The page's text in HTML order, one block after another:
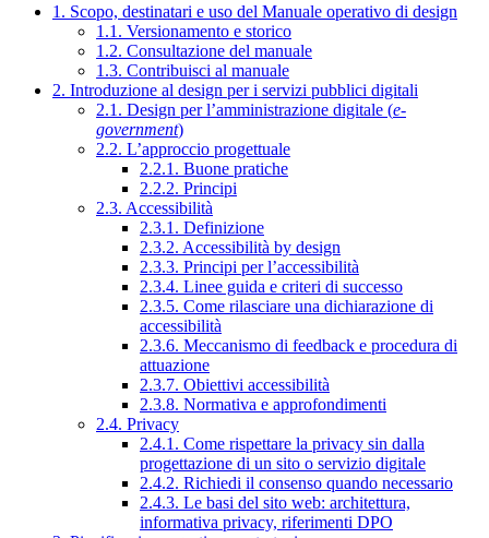
1. Scopo, destinatari e uso del Manuale operativo di design
1.1. Versionamento e storico
1.2. Consultazione del manuale
1.3. Contribuisci al manuale
2. Introduzione al design per i servizi pubblici digitali
2.1. Design per l’amministrazione digitale (e-
government)
2.2. L’approccio progettuale
2.2.1. Buone pratiche
2.2.2. Principi
2.3. Accessibilità
2.3.1. Definizione
2.3.2. Accessibilità by design
2.3.3. Principi per l’accessibilità
2.3.4. Linee guida e criteri di successo
2.3.5. Come rilasciare una dichiarazione di
accessibilità
2.3.6. Meccanismo di feedback e procedura di
attuazione
2.3.7. Obiettivi accessibilità
2.3.8. Normativa e approfondimenti
2.4. Privacy
2.4.1. Come rispettare la privacy sin dalla
progettazione di un sito o servizio digitale
2.4.2. Richiedi il consenso quando necessario
2.4.3. Le basi del sito web: architettura,
informativa privacy, riferimenti DPO